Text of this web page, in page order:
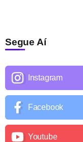
Segue Aí
Instagram
Facebook
Youtube